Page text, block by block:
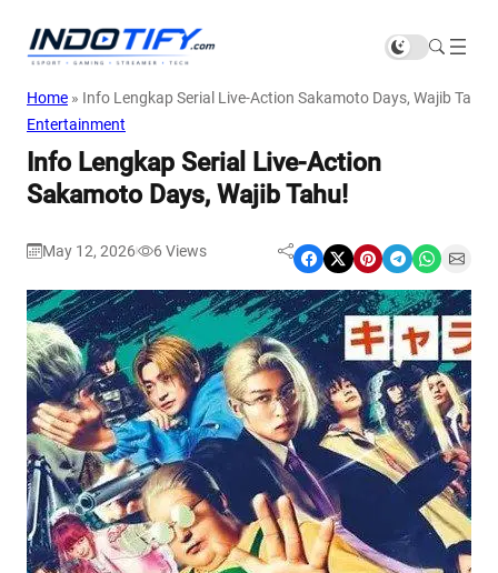
Home » Info Lengkap Serial Live-Action Sakamoto Days, Wajib Tahu!
Entertainment
Info Lengkap Serial Live-Action
Sakamoto Days, Wajib Tahu!
May 12, 2026 6 Views Share on Facebook Share on X Share on Pinterest Share on Telegram Share on WhatsApp Share on Email